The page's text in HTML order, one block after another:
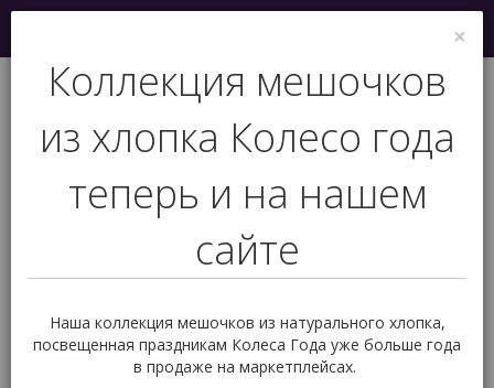
Обратный звонок
Вас ждет подарок!
×
Коллекция мешочков
из хлопка Колесо года
теперь и на нашем
сайте
Наша коллекция мешочков из натурального хлопка,
посвещенная праздникам Колеса Года уже больше года
в продаже на маркетплейсах.